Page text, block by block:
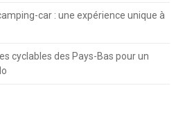
car : une expérience unique à
cyclables des Pays-Bas pour un